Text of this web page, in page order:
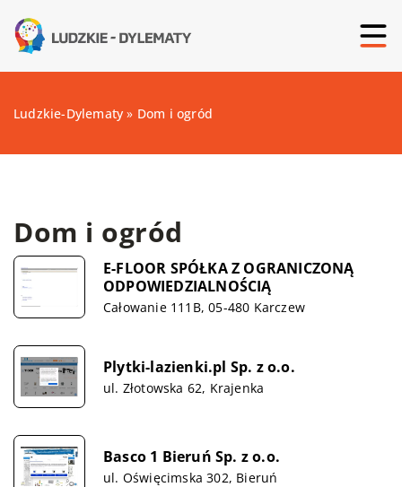
Ludzkie-Dylematy » Dom i ogród
Dom i ogród
E-FLOOR SPÓŁKA Z OGRANICZONĄ
ODPOWIEDZIALNOŚCIĄ
Całowanie 111B, 05-480 Karczew
Plytki-lazienki.pl Sp. z o.o.
ul. Złotowska 62, Krajenka
Basco 1 Bieruń Sp. z o.o.
ul. Oświęcimska 302, Bieruń